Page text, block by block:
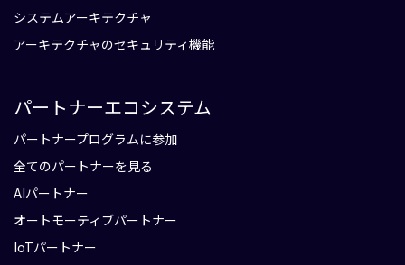
システムアーキテクチャ
アーキテクチャのセキュリティ機能
パートナーエコシステム
パートナープログラムに参加
全てのパートナーを見る
AIパートナー
オートモーティブパートナー
IoTパートナー